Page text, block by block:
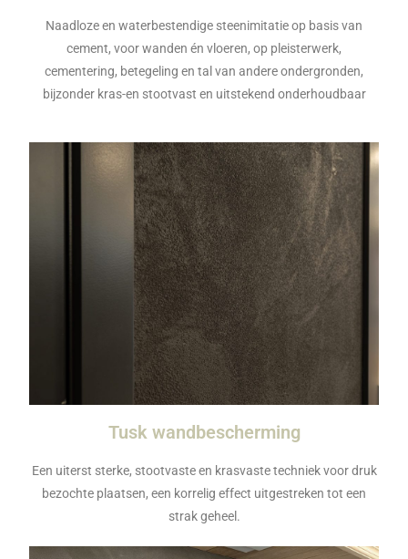
Naadloze en waterbestendige steenimitatie op basis van
cement, voor wanden én vloeren, op pleisterwerk,
cementering, betegeling en tal van andere ondergronden,
bijzonder kras-en stootvast en uitstekend onderhoudbaar
Tusk wandbescherming
Een uiterst sterke, stootvaste en krasvaste techniek voor druk
bezochte plaatsen, een korrelig effect uitgestreken tot een
strak geheel.